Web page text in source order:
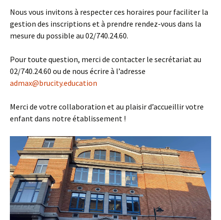
Nous vous invitons à respecter ces horaires pour faciliter la
gestion des inscriptions et à prendre rendez-vous dans la
mesure du possible au 02/740.24.60.
Pour toute question, merci de contacter le secrétariat au
02/740.24.60 ou de nous écrire à l’adresse
admax@brucity.education
Merci de votre collaboration et au plaisir d’accueillir votre
enfant dans notre établissement !